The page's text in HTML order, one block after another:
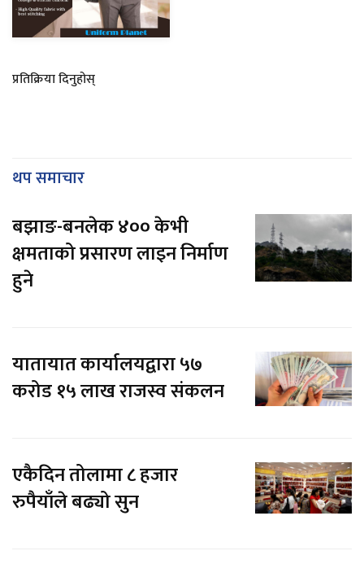
प्रतिक्रिया दिनुहोस्
थप समाचार
बझाङ-बनलेक ४०० केभी
क्षमताको प्रसारण लाइन निर्माण
हुने
यातायात कार्यालयद्वारा ५७
करोड १५ लाख राजस्व संकलन
एकैदिन तोलामा ८ हजार
रुपैयाँले बढ्यो सुन